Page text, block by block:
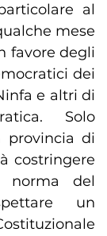
al
mese
favore degli
dei
e altri di
Solo
provincia di
costringere
norma del
un